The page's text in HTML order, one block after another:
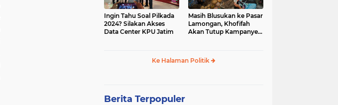
Ingin Tahu Soal Pilkada
2024? Silakan Akses
Data Center KPU Jatim
Masih Blusukan ke Pasar
Lamongan, Khofifah
Akan Tutup Kampanye
Ke Halaman Politik
Berita Terpopuler